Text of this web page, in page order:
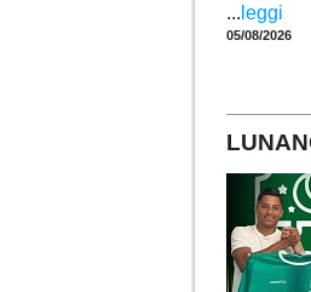
... leggi
05/08/2026